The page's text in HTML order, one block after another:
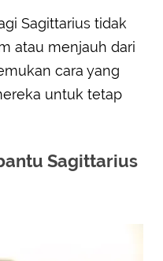
Sagittarius tidak
atau menjauh dari
cara yang
untuk tetap
Sagittarius